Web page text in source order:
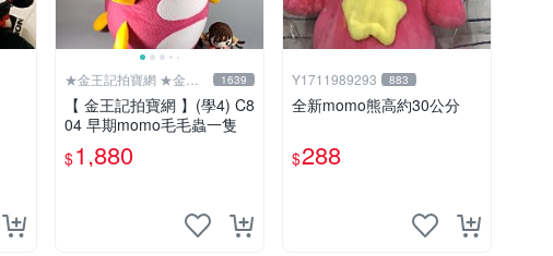
★金王記拍寶網 ★金王
記拍寶趣
1639
【 金王記拍寶網 】(學4) C8
04 早期momo毛毛蟲一隻
$1,880
Y1711989293 883
全新momo熊高約30公分
$288